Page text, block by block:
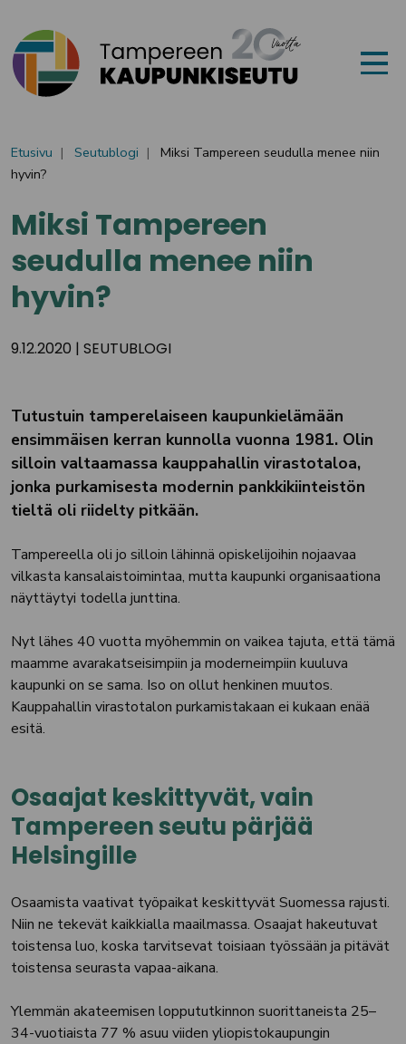
Etusivu Seutublogi
Miksi Tampereen seudulla menee niin
hyvin?
Miksi Tampereen
seudulla menee niin
hyvin?
9.12.2020 | SEUTUBLOGI
Tutustuin tamperelaiseen kaupunkielämään
ensimmäisen kerran kunnolla vuonna 1981. Olin
silloin valtaamassa kauppahallin virastotaloa,
jonka purkamisesta modernin pankkikiinteistön
tieltä oli riidelty pitkään.
Tampereella oli jo silloin lähinnä opiskelijoihin nojaavaa
vilkasta kansalaistoimintaa, mutta kaupunki organisaationa
näyttäytyi todella junttina.
Nyt lähes 40 vuotta myöhemmin on vaikea tajuta, että tämä
maamme avarakatseisimpiin ja moderneimpiin kuuluva
kaupunki on se sama. Iso on ollut henkinen muutos.
Kauppahallin virastotalon purkamistakaan ei kukaan enää
esitä.
Osaajat keskittyvät, vain
Tampereen seutu pärjää
Helsingille
Osaamista vaativat työpaikat keskittyvät Suomessa rajusti.
Niin ne tekevät kaikkialla maailmassa. Osaajat hakeutuvat
toistensa luo, koska tarvitsevat toisiaan työssään ja pitävät
toistensa seurasta vapaa-aikana.
Ylemmän akateemisen loppututkinnon suorittaneista 25–
34-vuotiaista 77 % asuu viiden yliopistokaupungin